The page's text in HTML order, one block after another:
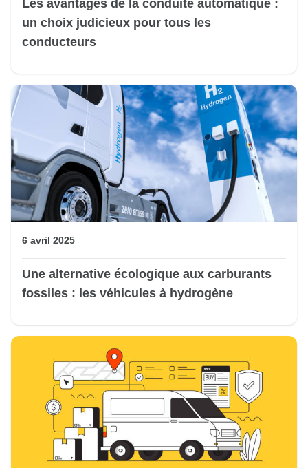
Les avantages de la conduite automatique :
un choix judicieux pour tous les
conducteurs
6 avril 2025
Une alternative écologique aux carburants
fossiles : les véhicules à hydrogène